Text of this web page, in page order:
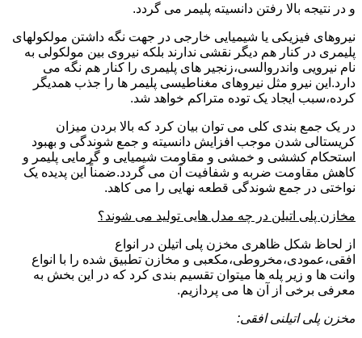
و در نتیجه بالا رفتن دانسیته پلیمر می گردد.
نیروهای فیزیکی یا شیمیایی خارجی در جهت نگه داشتن مولکولهای
پلیمری در کنار هم دیگر نقشی ندارند بلکه نیروی بین مولکولی به
نام نیرویی واندروالسی،زنجیر های پلیمری را کنار هم نگه می
دارد.این نیرو مثل نیروهای مغناطیسی پلیمر ها را جذب همدیگر
کرده،سبب ایجاد یک توده متراکم خواهد شد.
در یک جمع بندی کلی می توان بیان کرد که بالا بردن میزان
کریستالی شدن موجب افزایش دانسیته و جمع شوندگی و بهبود
استحکام کششی و خمشی و مقاومت شیمیایی و گرمایی پلیمر و
کاهش مقاومت ضربه و شفافیت آن می گردد.ضمناً این پدیده یک
نواختی در جمع شوندگی قطعه نهایی را می کاهد.
مخازن پلی اتیلن در چه مدل هایی تولید می شوند؟
از لحاظ شکل ظاهری مخزن پلی اتیلن در انواع
افقی،عمودی،مخروطی،مکعبی و مخازن تطبیق شده را با انواع
وانت ها و زیر پله ها میتوان تقسیم بندی کرد که در این بخش به
معرفی برخی از آن ها می پردازیم.
مخزن پلی اتیلنی افقی: